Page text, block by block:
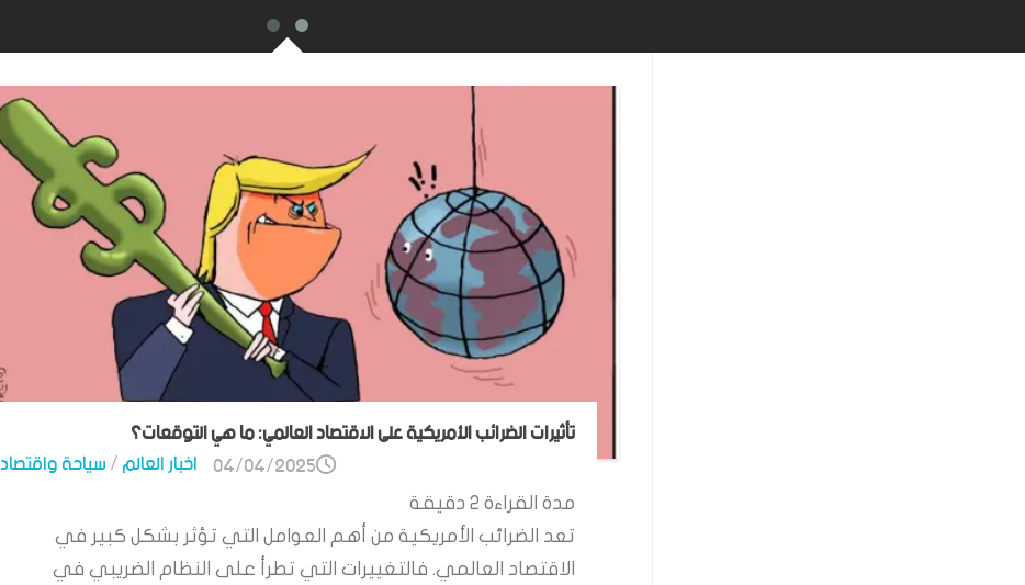
تأثيرات الضرائب الأمريكية على الاقتصاد العالمي: ما هي التوقعات؟
اخبار العالم/سياحة واقتصاد 04/04/2025
مدة القراءة 2 دقيقة
تعد الضرائب الأمريكية من أهم العوامل التي تؤثر بشكل كبير في
الاقتصاد العالمي. فالتغييرات التي تطرأ على النظام الضريبي في